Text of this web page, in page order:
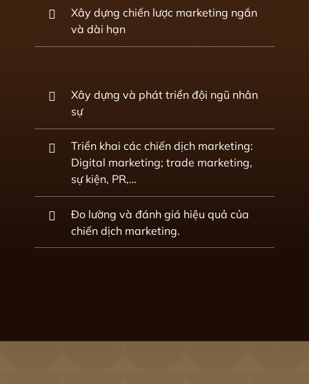
Xây dựng chiến lược marketing ngắn
và dài hạn
Xây dựng và phát triển đội ngũ nhân
sự
Triển khai các chiến dịch marketing:
Digital marketing; trade marketing,
sự kiện, PR,…
Đo lường và đánh giá hiệu quả của
chiến dịch marketing.